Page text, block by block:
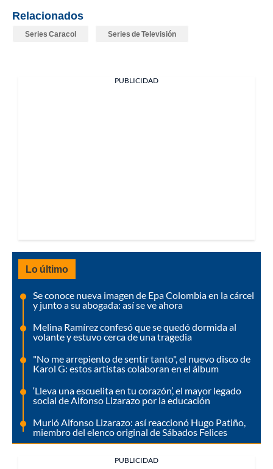
Relacionados
Series Caracol Series de Televisión
PUBLICIDAD
Lo último
Se conoce nueva imagen de Epa Colombia en la cárcel
y junto a su abogada: así se ve ahora
Melina Ramírez confesó que se quedó dormida al
volante y estuvo cerca de una tragedia
"No me arrepiento de sentir tanto", el nuevo disco de
Karol G: estos artistas colaboran en el álbum
‘Lleva una escuelita en tu corazón’, el mayor legado
social de Alfonso Lizarazo por la educación
Murió Alfonso Lizarazo: así reaccionó Hugo Patiño,
miembro del elenco original de Sábados Felices
PUBLICIDAD